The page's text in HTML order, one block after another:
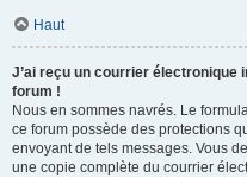
Haut
J’ai reçu un courrier électronique
forum !
Nous en sommes navrés. Le
ce forum possède des protections
envoyant de tels messages. Vous
une copie complète du courrier